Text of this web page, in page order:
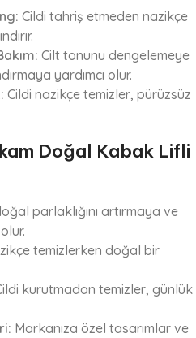
Cildi tahriş etmeden nazikçe
Cilt tonunu dengelemeye
yardımcı olur.
Cildi nazikçe temizler, pürüzsüz
Doğal Kabak Lifli
parlaklığını artırmaya ve
temizlerken doğal bir
kurutmadan temizler, günlük
Markanıza özel tasarımlar ve